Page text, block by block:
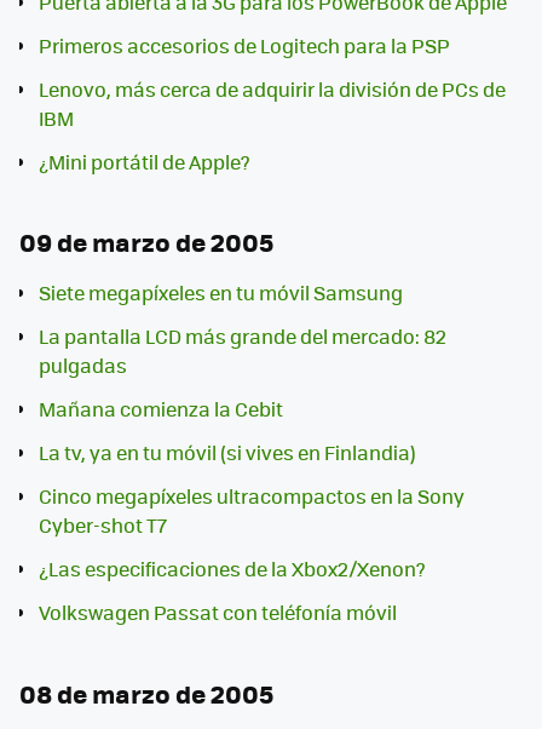
Primeros accesorios de Logitech para la PSP
Lenovo, más cerca de adquirir la división de PCs de
IBM
¿Mini portátil de Apple?
09 de marzo de 2005
Siete megapíxeles en tu móvil Samsung
La pantalla LCD más grande del mercado: 82
pulgadas
Mañana comienza la Cebit
La tv, ya en tu móvil (si vives en Finlandia)
Cinco megapíxeles ultracompactos en la Sony
Cyber-shot T7
¿Las especificaciones de la Xbox2/Xenon?
Volkswagen Passat con teléfonía móvil
08 de marzo de 2005